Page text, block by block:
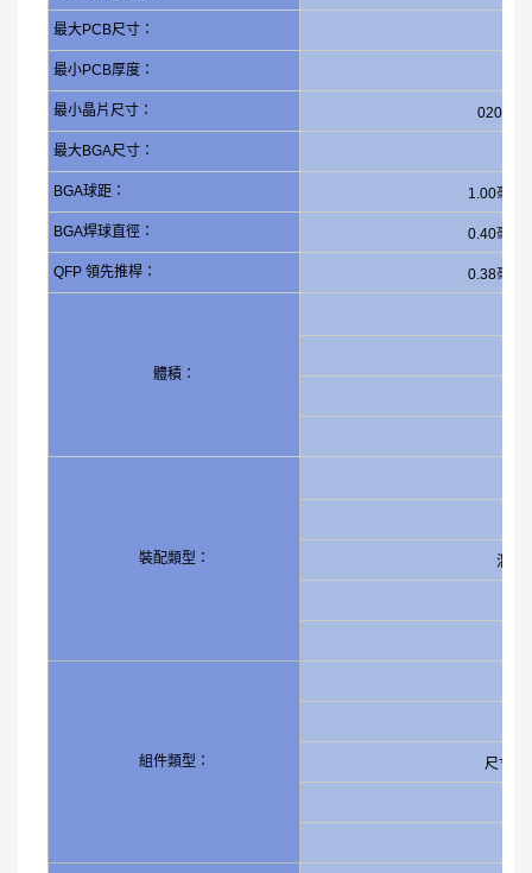
最大PCB尺寸：
最小PCB厚度：
最小晶片尺寸： 0201
最大BGA尺寸：
BGA球距： 1.00毫米
BGA焊球直徑： 0.40毫米
QFP 領先推桿： 0.38毫米
體積：
裝配類型： 混合
組件類型： 尺寸小